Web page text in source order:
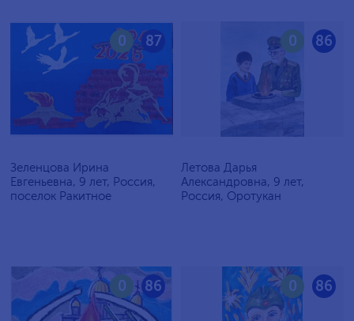
87
0
Зеленцова Ирина
Евгеньевна, 9 лет, Россия,
поселок Ракитное
86
0
Летова Дарья
Александровна, 9 лет,
Россия, Оротукан
86
0 86
0